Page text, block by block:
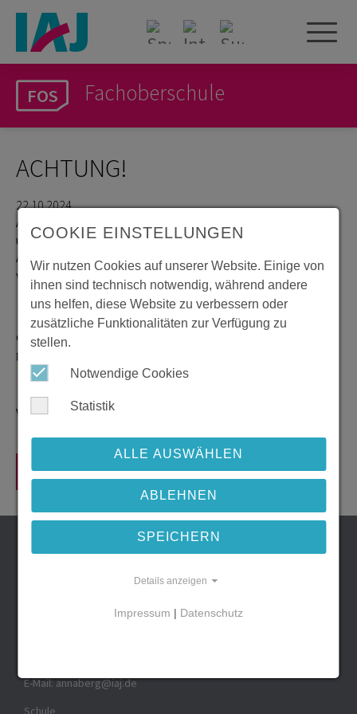
Weiterbildungsscheck
Bildungsgutscheine
Berufsorientierung
Projekte/Kooperationen: Tandem
Praxisberater an Oberschulen
Schulbegleitung
Schulsozialarbeit
Inklusionsassistent/-in
TANDEM Erzgebirge
Fachoberschule
ACHTUNG!
22.10.2024
Am Montag, 28.10.2024 wird unsere Telefonanlage
umgestellt. Unser Standort Adam-Ries-Straße in
Annaberg-Buchholz ist an diesem Tag telefonisch
voraussichtlich
nicht oder nur eingeschränkt
erreichbar. Alle anderen Standorte erreichen Sie wie
gewohnt unter den bekannten Nummern.
Via E-Mail können Sie uns nach wie vor kontaktieren.
Zurück
Adam-Ries-Straße 47 - 49
E-Mail:annaberg@iaj.de
Schule
COOKIE EINSTELLUNGEN
Wir nutzen Cookies auf unserer Website. Einige von
ihnen sind technisch notwendig, während andere
uns helfen, diese Website zu verbessern oder
zusätzliche Funktionalitäten zur Verfügung zu
stellen.
Notwendige Cookies
Statistik
ALLE AUSWÄHLEN
ABLEHNEN
SPEICHERN
Details anzeigen
Impressum | Datenschutz